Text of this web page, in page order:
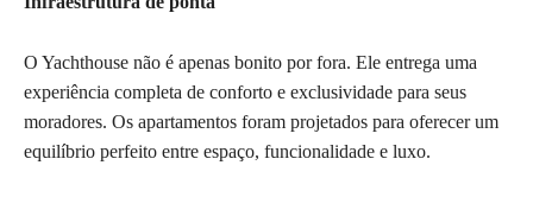
O Yachthouse não é apenas bonito por fora. Ele entrega uma
experiência completa de conforto e exclusividade para seus
moradores. Os apartamentos foram projetados para oferecer um
equilíbrio perfeito entre espaço, funcionalidade e luxo.